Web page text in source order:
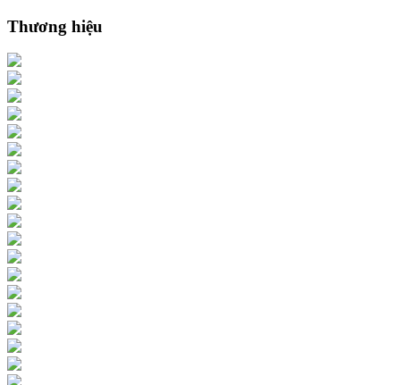
Thương hiệu